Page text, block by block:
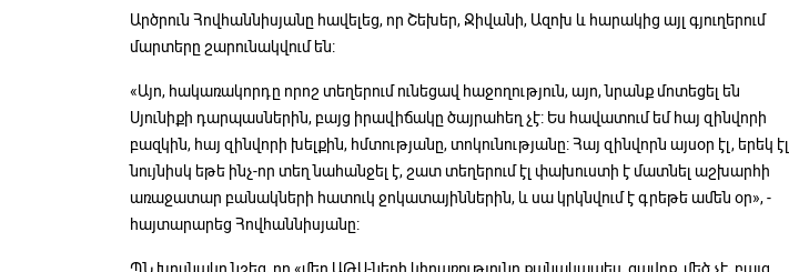
Արծրուն Հովհաննիսյանը հավելեց, որ Շեխեր, Ջիվանի, Ազոխ և հարակից այլ գյուղերում
մարտերը շարունակվում են:
«Այո, հակառակորդը որոշ տեղերում ունեցավ հաջողություն, այո, նրանք մոտեցել են
Սյունիքի դարպասներին, բայց իրավիճակը ծայրահեղ չէ: Ես հավատում եմ հայ զինվորի
բազկին, հայ զինվորի խելքին, հմտությանը, տոկունությանը: Հայ զինվորն այսօր էլ, երեկ էլ
նույնիսկ եթե ինչ-որ տեղ նահանջել է, շատ տեղերում էլ փախուստի է մատնել աշխարհի
առաջատար բանակների հատուկ ջոկատայիններին, և սա կրկնվում է գրեթե ամեն օր», -
հայտարարեց Հովհաննիսյանը:
ՊՆ խոսնակը նշեց, որ «մեր ԱԹՍ-ների կիրառությունը քանակապես, ցավոք, մեծ չէ, բայց